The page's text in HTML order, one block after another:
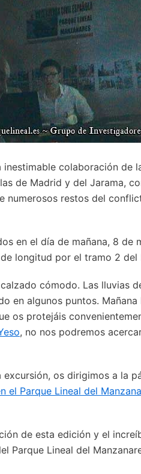
colaboración de
de Madrid y del Jarama,
numerosos restos del
en el día de mañana, 8 de
longitud por el tramo 2 del
cómodo. Las lluvias
en algunos puntos.
os protejáis
, no nos podremos
os dirigimos a la
el Parque Lineal del
de esta edición y el
Parque Lineal del